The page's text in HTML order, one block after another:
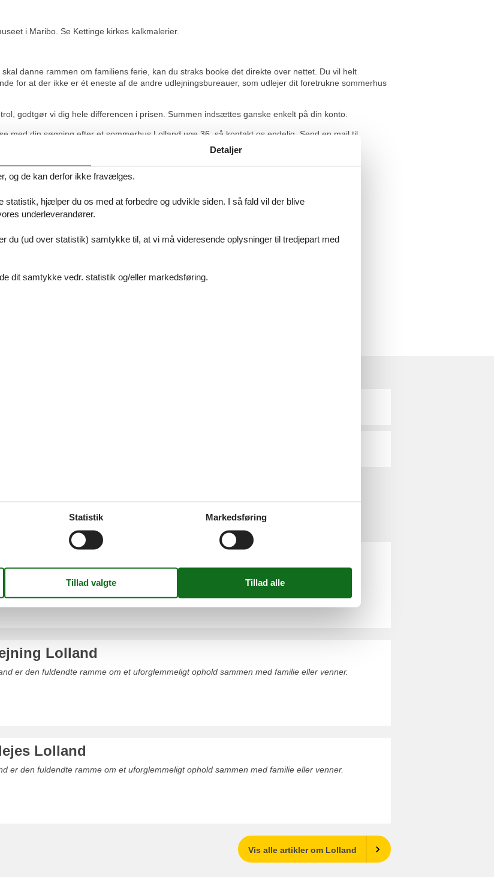
i Maribo. Se Kettinge kirkes kalkmalerier.
danne rammen om familiens ferie, kan du straks booke det direkte over nettet. Du vil helt
for at der ikke er ét eneste af de andre udlejningsbureauer, som udlejer dit foretrukne sommerhus
godtgør vi dig hele differencen i prisen. Summen indsættes ganske enkelt på din konto.
med din søgning efter et sommerhus Lolland uge 36, så kontakt os endelig. Send en mail til
igennem og har aldrig oplevet problemer.
privat leje
sommerhus hos os.
Lolland
er den fuldendte ramme om et uforglemmeligt ophold sammen med familie eller venner.
Lolland
er den fuldendte ramme om et uforglemmeligt ophold sammen med familie eller venner.
Vis alle artikler om Lolland
Detaljer
og de kan derfor ikke fravælges.
hjælper du os med at forbedre og udvikle siden. I så fald vil der blive
underleverandører.
du (ud over statistik) samtykke til, at vi må videresende oplysninger til tredjepart med
dit samtykke vedr. statistik og/eller markedsføring.
Statistik Markedsføring